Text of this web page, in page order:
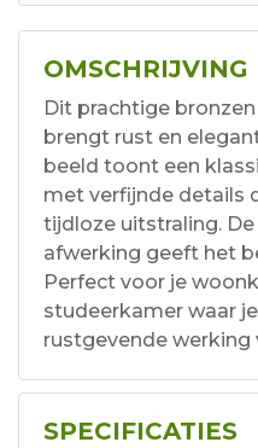
OMSCHRIJVING
Dit prachtige
brengt rust en
beeld toont een
met verfijnde details
tijdloze uitstraling.
afwerking geeft het
Perfect voor je
studeerkamer waar
rustgevende
SPECIFICATIES